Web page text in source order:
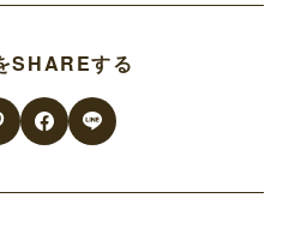
SHAREする